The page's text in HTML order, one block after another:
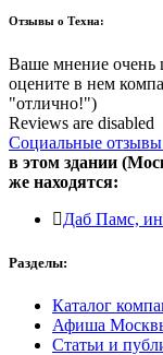
Отзывы о Техна:
Ваше мнение очень
оцените в нем
"отлично!")
Reviews are disabled
Социальные отзывы
в этом здании
же находятся:
Даб Памс,
Разделы:
Каталог
Афиша
Статьи и